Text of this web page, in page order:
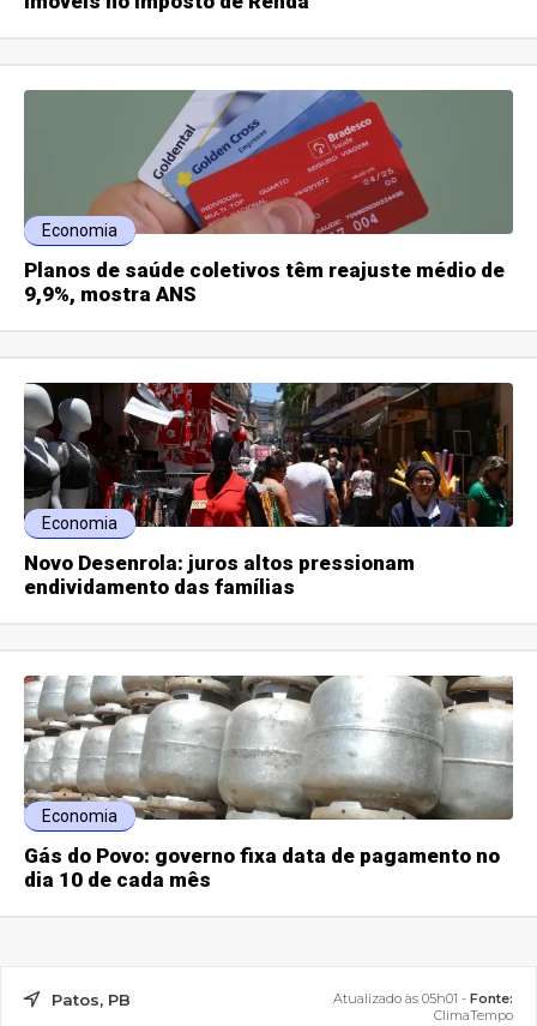
Economia
Planos de saúde coletivos têm reajuste médio de
9,9%, mostra ANS
Economia
Novo Desenrola: juros altos pressionam
endividamento das famílias
Economia
Gás do Povo: governo fixa data de pagamento no
dia 10 de cada mês
Patos, PB Atualizado às 05h01 - Fonte:
ClimaTempo